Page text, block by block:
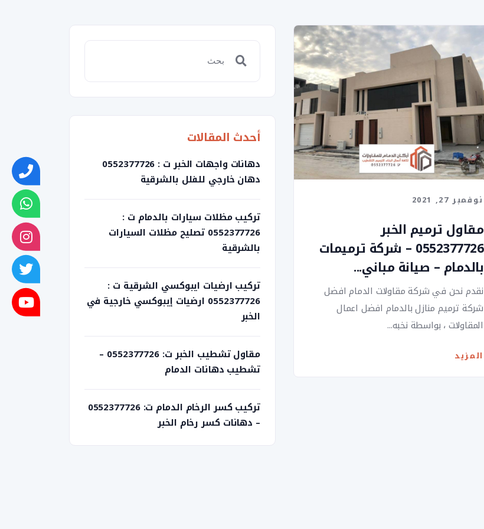
نوفمبر 27, 2021
مقاول ترميم الخبر
0552377726 – شركة ترميمات
بالدمام – صيانة مباني...
نقدم نحن في شركة مقاولات الدمام افضل
شركة ترميم منازل بالدمام افضل اعمال
المقاولات ، بواسطة نخبه...
المزيد
أحدث المقالات
دهانات واجهات الخبر ت : 0552377726
دهان خارجي للفلل بالشرقية
تركيب مظلات سيارات بالدمام ت :
0552377726 تصليح مظلات السيارات
بالشرقية
تركيب ارضيات ايبوكسي الشرقية ت :
0552377726 ارضيات إيبوكسي خارجية في
الخبر
مقاول تشطيب الخبر ت: 0552377726 –
تشطيب دهانات الدمام
تركيب كسر الرخام الدمام ت: 0552377726
– دهانات كسر رخام الخبر